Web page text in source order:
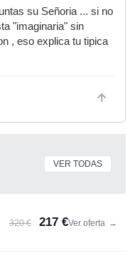
los cojones
trabajo... no ves
cabree??
bien logico
su Señoria ... si no
"imaginaria" sin
, eso explica tu tipica
VER TODAS
320 € 217 €Ver oferta →